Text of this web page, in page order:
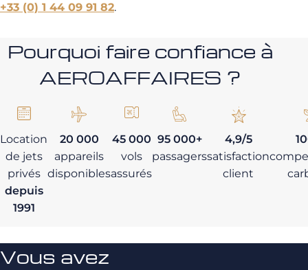
+33 (0) 1 44 09 91 82.
Pourquoi faire confiance à
AEROAFFAIRES ?
Location
de jets
privés
depuis
1991
20 000
appareils
disponibles
45 000
vols
assurés
95 000+
passagers
4,9/5
satisfaction
client
Vous avez